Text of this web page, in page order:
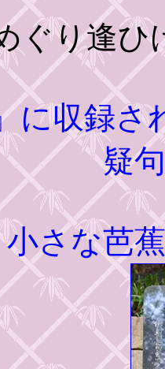
ぐり
に収録さ
疑
小さな芭